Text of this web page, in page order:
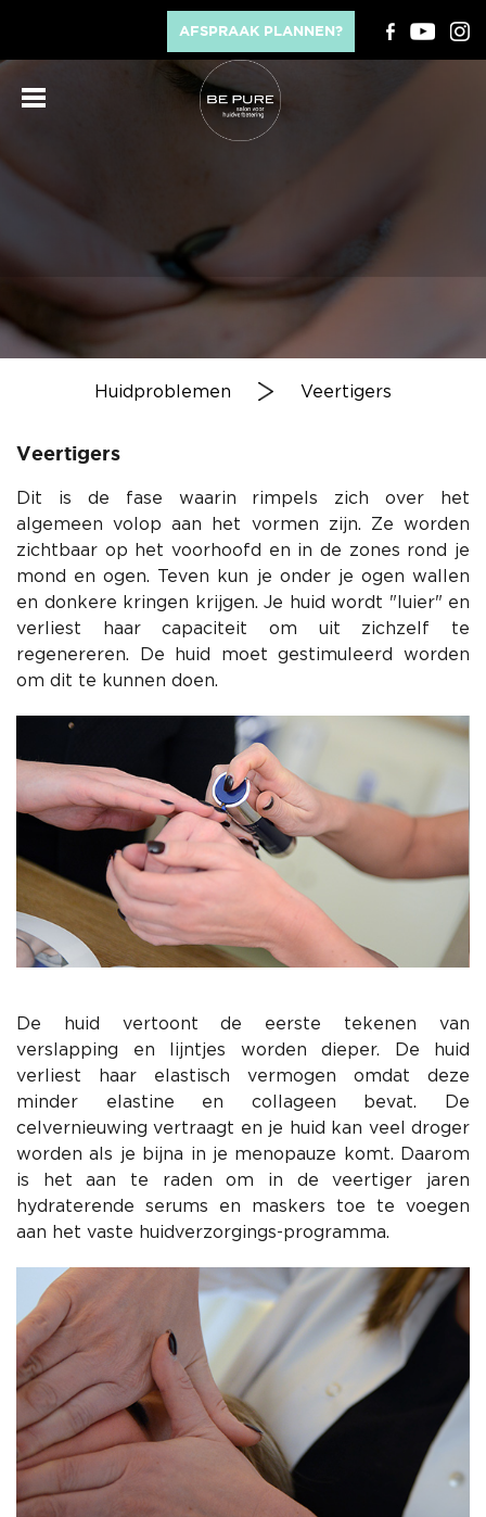
AFSPRAAK PLANNEN?
Huidproblemen Veertigers
Veertigers
Dit is de fase waarin rimpels zich over het
algemeen volop aan het vormen zijn. Ze worden
zichtbaar op het voorhoofd en in de zones rond je
mond en ogen. Teven kun je onder je ogen wallen
en donkere kringen krijgen. Je huid wordt "luier" en
verliest haar capaciteit om uit zichzelf te
regenereren. De huid moet gestimuleerd worden
om dit te kunnen doen.
De huid vertoont de eerste tekenen van
verslapping en lijntjes worden dieper. De huid
verliest haar elastisch vermogen omdat deze
minder elastine en collageen bevat. De
celvernieuwing vertraagt en je huid kan veel droger
worden als je bijna in je menopauze komt. Daarom
is het aan te raden om in de veertiger jaren
hydraterende serums en maskers toe te voegen
aan het vaste huidverzorgings-programma.